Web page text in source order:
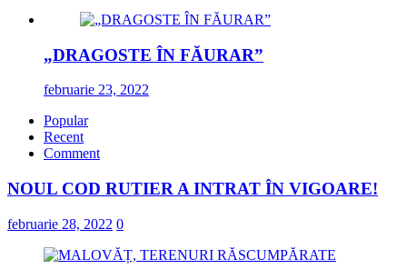
„DRAGOSTE ÎN FĂURAR”
februarie 23, 2022
Popular
Recent
Comment
NOUL COD RUTIER A INTRAT ÎN VIGOARE!
februarie 28, 2022 0